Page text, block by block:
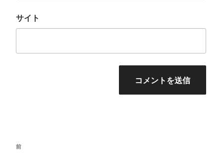
サイト
投
前
前